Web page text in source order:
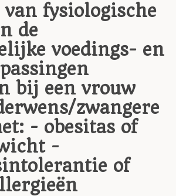
van fysiologische
de
voedings- en
bij een vrouw
zwangere
- obesitas of
-
of